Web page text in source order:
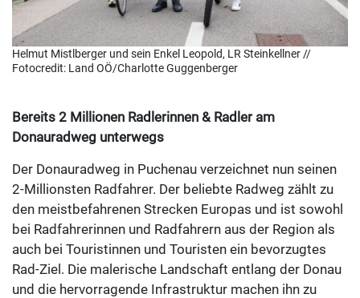
Helmut Mistlberger und sein Enkel Leopold, LR Steinkellner //
Fotocredit: Land OÖ/Charlotte Guggenberger
Bereits 2 Millionen Radlerinnen & Radler am
Donauradweg unterwegs
Der Donauradweg in Puchenau verzeichnet nun seinen
2-Millionsten Radfahrer. Der beliebte Radweg zählt zu
den meistbefahrenen Strecken Europas und ist sowohl
bei Radfahrerinnen und Radfahrern aus der Region als
auch bei Touristinnen und Touristen ein bevorzugtes
Rad-Ziel. Die malerische Landschaft entlang der Donau
und die hervorragende Infrastruktur machen ihn zu